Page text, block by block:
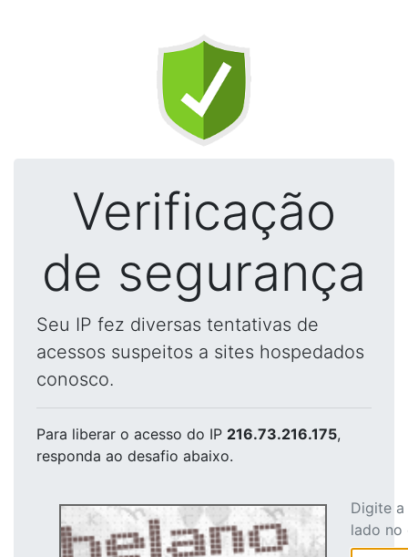
Verificação
de segurança
Seu IP fez diversas tentativas de
acessos suspeitos a sites hospedados
conosco.
Para liberar o acesso do IP 216.73.216.175,
responda ao desafio abaixo.
Digite
lado no